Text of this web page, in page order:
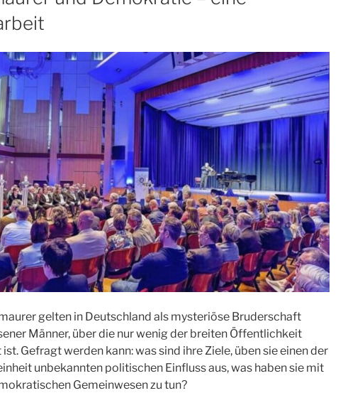
gelten in Deutschland als mysteriöse Bruderschaft
Männer, über die nur wenig der breiten Öffentlichkeit
Gefragt werden kann: was sind ihre Ziele, üben sie einen der
unbekannten politischen Einfluss aus, was haben sie mit
Gemeinwesen zu tun?